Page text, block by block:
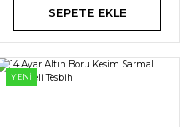
SEPETE EKLE
YENİ